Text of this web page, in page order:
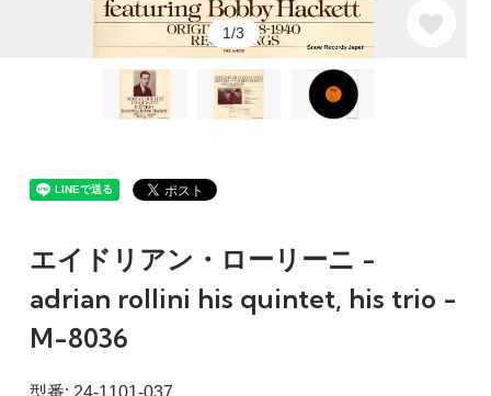
1/3
エイドリアン・ローリーニ -
adrian rollini his quintet, his trio -
M-8036
型番: 24-1101-037